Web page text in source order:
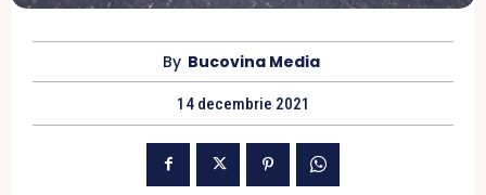
By Bucovina Media
14 decembrie 2021